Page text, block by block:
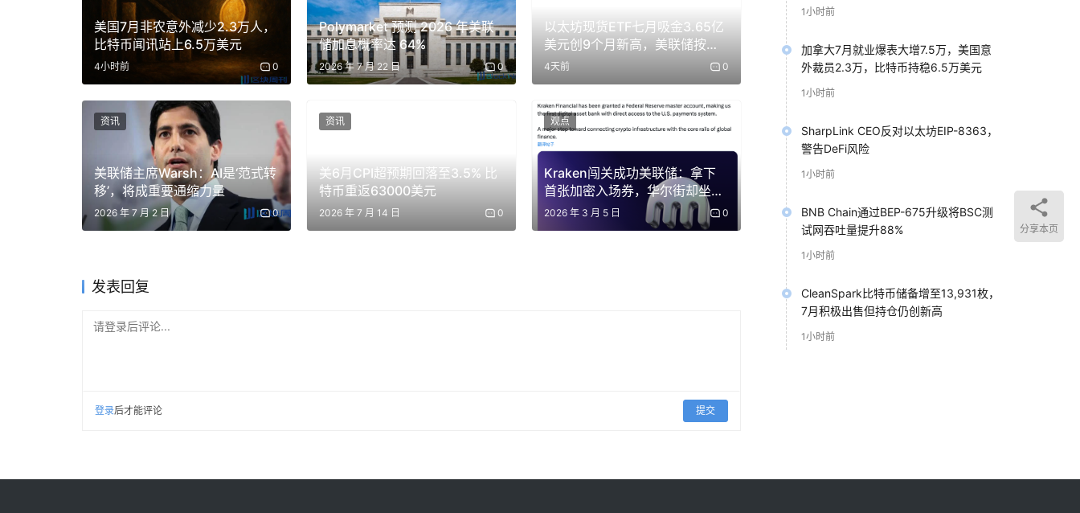
美国7月非农意外减少2.3万人，
比特币闻讯站上6.5万美元
4小时前 0
Polymarket 预测 2026 年美联
储加息概率达 64%
2026 年 7 月 22 日 0
以太坊现货ETF七月吸金3.65亿
美元创9个月新高，美联储按兵
不动浇冷市场
4天前 0
美联储主席Warsh：AI是‘范式转
移’，将成重要通缩力量
2026 年 7 月 2 日 0
资讯
美6月CPI超预期回落至3.5% 比
特币重返63000美元
2026 年 7 月 14 日 0
资讯
Kraken闯关成功美联储：拿下
首张加密入场券，华尔街却坐不
住了 | BlockWeeks
2026 年 3 月 5 日 0
观点
发表回复
请登录后评论...
登录后才能评论 提交
1小时前
加拿大7月就业爆表大增7.5万，美国意
外裁员2.3万，比特币持稳6.5万美元
1小时前
SharpLink CEO反对以太坊EIP-8363，
警告DeFi风险
1小时前
BNB Chain通过BEP-675升级将BSC测
试网吞吐量提升88%
1小时前
CleanSpark比特币储备增至13,931枚，
7月积极出售但持仓仍创新高
1小时前
分享本页